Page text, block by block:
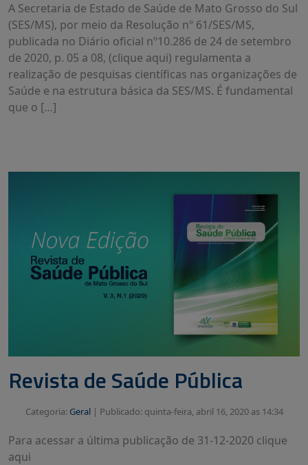
A Secretaria de Estado de Saúde de Mato Grosso do Sul
(SES/MS), por meio da Resolução nº 61/SES/MS,
publicada no Diário oficial nº10.286 de 24 de setembro
de 2020, p. 05 a 08, (clique aqui) regulamenta a
realização de pesquisas científicas nas organizações de
Saúde e na estrutura básica da SES/MS. É fundamental
que o […]
Revista de Saúde Pública
Categoria: Geral| Publicado: quinta-feira, abril 16, 2020 as 14:34
Para acessar a última publicação de 31-12-2020 clique
aqui